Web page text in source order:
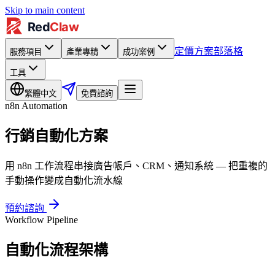
Skip to main content
服務項目 產業專精 成功案例 定價方案部落格
工具
繁體中文 免費諮詢
n8n Automation
行銷自動化方案
用 n8n 工作流程串接廣告帳戶、CRM、通知系統 — 把重複的
手動操作變成自動化流水線
預約諮詢
Workflow Pipeline
自動化流程架構